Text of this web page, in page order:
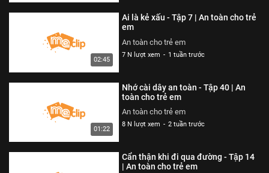
An toàn cho trẻ em
26 N lượt xem
An toàn cho trẻ em
26 N lượt xem
322 | An toàn cho trẻ em
An toàn cho trẻ em
02:45
Ai là kẻ xấu - Tập 7 | An toàn cho trẻ
em
An toàn cho trẻ em
7 N lượt xem - 1 tuần trước
01:22
Nhớ cài dây an toàn - Tập 40 | An
toàn cho trẻ em
An toàn cho trẻ em
8 N lượt xem - 2 tuần trước
Cẩn thận khi đi qua đường - Tập 14
| An toàn cho trẻ em